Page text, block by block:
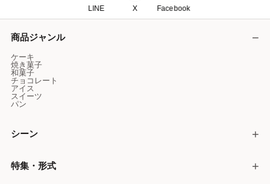
LINE X Facebook
商品ジャンル
ケーキ
焼き菓子
和菓子
チョコレート
アイス
スイーツ
パン
シーン
特集・形式